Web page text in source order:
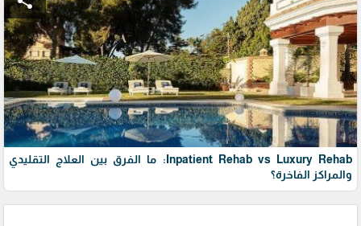
Inpatient Rehab vs Luxury Rehab: ما الفرق بين العلاج التقليدي
والمراكز الفاخرة؟